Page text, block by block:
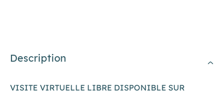
Description
VISITE VIRTUELLE LIBRE DISPONIBLE SUR